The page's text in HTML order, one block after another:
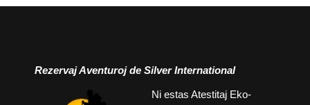
Rezervaj Aventuroj de Silver International
Ni estas Atestitaj Eko-